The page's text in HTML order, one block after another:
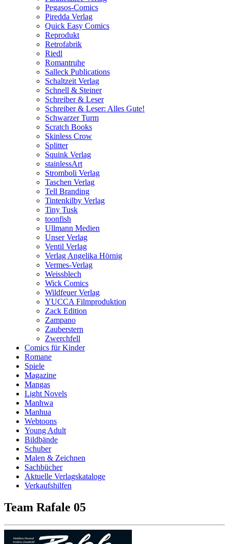
Pegasos-Comics
Piredda Verlag
Quick Easy Comics
Reprodukt
Retrofabrik
Riedl
Romantruhe
Salleck Publications
Schaltzeit Verlag
Schnell & Steiner
Schreiber & Leser
Schreiber & Leser: Alles Gute!
Schwarzer Turm
Scratch Books
Skinless Crow
Splitter
Squink Verlag
stainlessArt
Stromboli Verlag
Taschen Verlag
Tell Branding
Tintenkilby Verlag
Tiny Tusk
toonfish
Ullmann Medien
Unser Verlag
Ventil Verlag
Verlag Angelika Hörnig
Vermes-Verlag
Weissblech
Wick Comics
Wildfeuer Verlag
YUCCA Filmproduktion
Zack Edition
Zampano
Zauberstern
Zwerchfell
Comics für Kinder
Romane
Spiele
Magazine
Mangas
Light Novels
Manhwa
Manhua
Webtoons
Young Adult
Bildbände
Schuber
Malen & Zeichnen
Sachbücher
Aktuelle Verlagskataloge
Verkaufshilfen
Team Rafale 05